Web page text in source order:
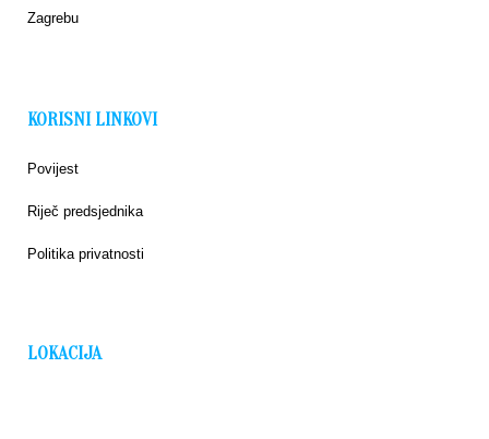
Zagrebu
KORISNI LINKOVI
Povijest
Riječ predsjednika
Politika privatnosti
LOKACIJA